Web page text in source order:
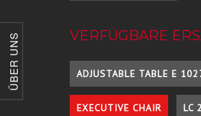
ÜBER UNS VERFÜGBARE
ADJUSTABLE TABLE E
EXECUTIVE CHAIR LC